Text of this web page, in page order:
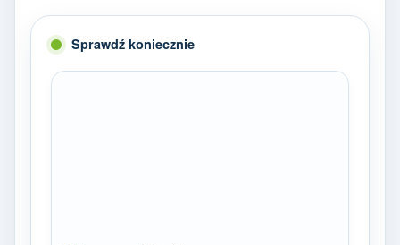
Sprawdź koniecznie